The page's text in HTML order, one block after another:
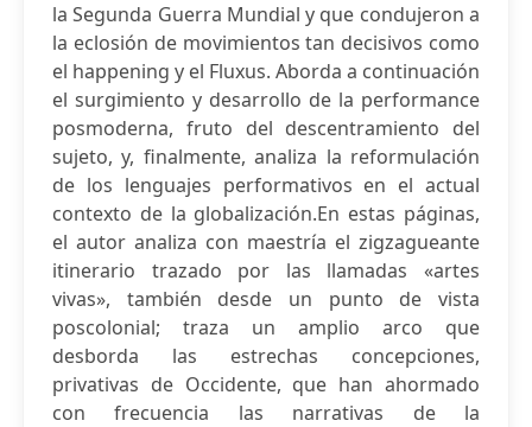
la Segunda Guerra Mundial y que condujeron a
la eclosión de movimientos tan decisivos como
el happening y el Fluxus. Aborda a continuación
el surgimiento y desarrollo de la performance
posmoderna, fruto del descentramiento del
sujeto, y, finalmente, analiza la reformulación
de los lenguajes performativos en el actual
contexto de la globalización.En estas páginas,
el autor analiza con maestría el zigzagueante
itinerario trazado por las llamadas «artes
vivas», también desde un punto de vista
poscolonial; traza un amplio arco que
desborda las estrechas concepciones,
privativas de Occidente, que han ahormado
con frecuencia las narrativas de la